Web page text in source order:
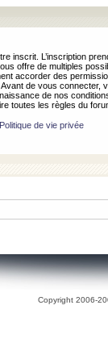
inscrit. L’inscription
offre de multiples
accorder des
de vous connecter,
de nos
toutes les règles du
Politique de vie privée
Copyright 2006-